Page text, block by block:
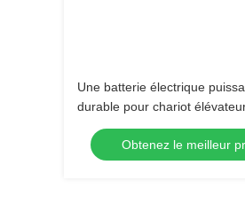
Une batterie électrique
durable pour chariot élévateur
50 °C
Obtenez le meilleur